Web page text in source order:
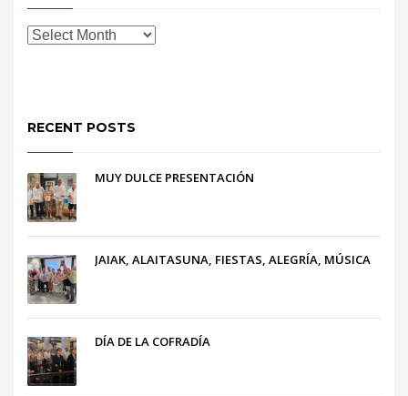
RECENT POSTS
MUY DULCE PRESENTACIÓN
JAIAK, ALAITASUNA, FIESTAS, ALEGRÍA, MÚSICA
DÍA DE LA COFRADÍA